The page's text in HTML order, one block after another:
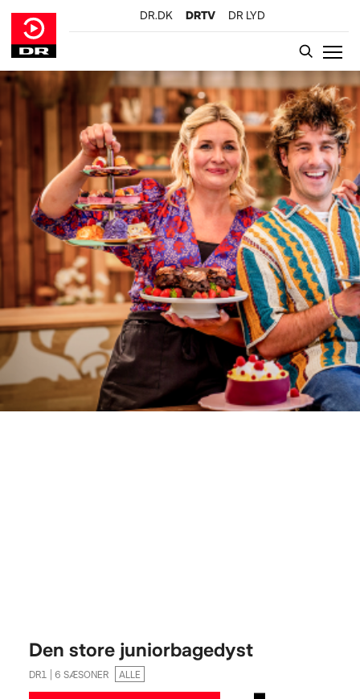
GÅ TIL INDHOLD
DR.DK DRTV DR LYD
Den store juniorbagedyst
DR1 | 6 SÆSONER ALLE